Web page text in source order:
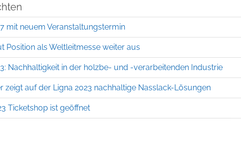
mit neuem Veranstaltungstermin
Position als Weltleitmesse weiter aus
Nachhaltigkeit in der holzbe- und -verarbeitenden Industrie
zeigt auf der Ligna 2023 nachhaltige Nasslack-Lösungen
Ticketshop ist geöffnet